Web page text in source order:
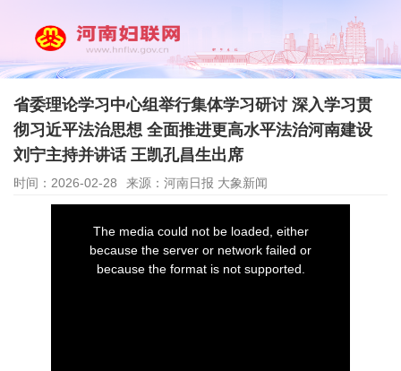
省委理论学习中心组举行集体学习研讨 深入学习贯
彻习近平法治思想 全面推进更高水平法治河南建设
刘宁主持并讲话 王凯孔昌生出席
时间：2026-02-28 来源：河南日报 大象新闻